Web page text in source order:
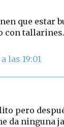
que estar
con tallarines.
las 19:01
pero
da ninguna